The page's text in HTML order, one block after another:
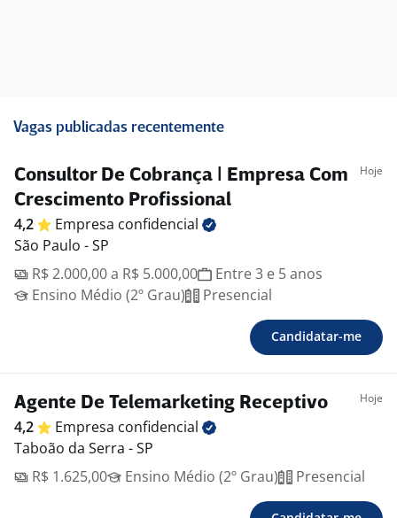
Vagas publicadas recentemente
Consultor De Cobrança | Empresa Com
Crescimento Profissional
Hoje
4,2 Empresa confidencial
São Paulo - SP
R$ 2.000,00 a R$ 5.000,00
Entre 3 e 5 anos
Ensino Médio (2º Grau)
Presencial
Candidatar-me
Agente De Telemarketing Receptivo Hoje
4,2 Empresa confidencial
Taboão da Serra - SP
R$ 1.625,00
Ensino Médio (2º Grau) Presencial